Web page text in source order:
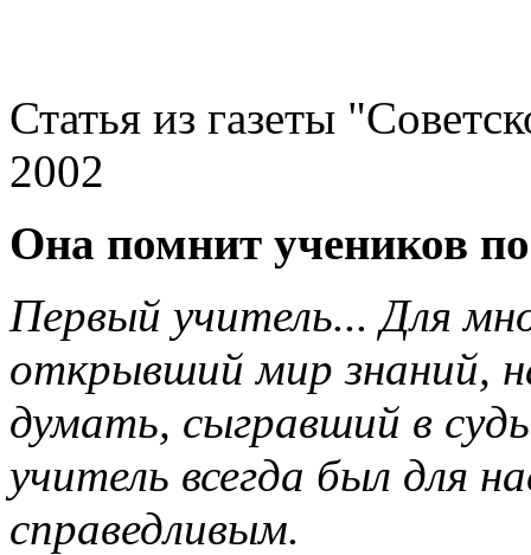
Статья из газеты
2002
Она помнит учеников
Первый учитель... Для
открывший мир знаний,
думать, сыгравший в
учитель всегда был для
справедливым.